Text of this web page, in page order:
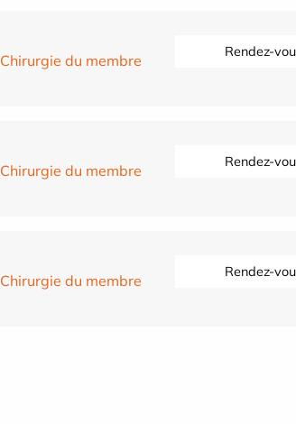
Chirurgie du membre
Rendez-
Chirurgie du membre
Rendez-
Chirurgie du membre
Rendez-